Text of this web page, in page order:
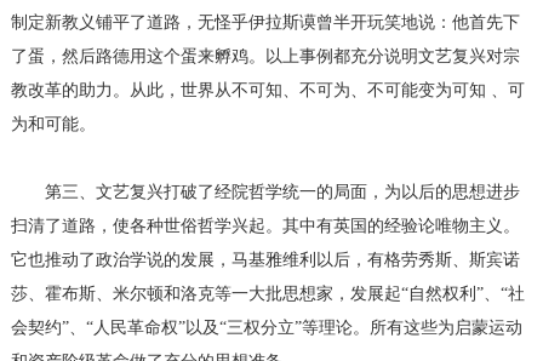
制定新教义铺平了道路，无怪乎伊拉斯谟曾半开玩笑地说：他首先下
了蛋，然后路德用这个蛋来孵鸡。以上事例都充分说明文艺复兴对宗
教改革的助力。从此，世界从不可知、不可为、不可能变为可知 、可
为和可能。
第三、文艺复兴打破了经院哲学统一的局面，为以后的思想进步
扫清了道路，使各种世俗哲学兴起。其中有英国的经验论唯物主义。
它也推动了政治学说的发展，马基雅维利以后，有格劳秀斯、斯宾诺
莎、霍布斯、米尔顿和洛克等一大批思想家，发展起“自然权利”、“社
会契约”、“人民革命权”以及“三权分立”等理论。所有这些为启蒙运动